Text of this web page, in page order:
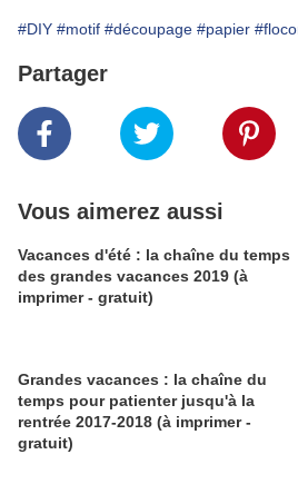
#DIY #motif #découpage #papier
Partager
Vous aimerez aussi
Vacances d'été : la chaîne du temps
des grandes vacances 2019 (à
imprimer - gratuit)
Grandes vacances : la chaîne du
temps pour patienter jusqu'à la
rentrée 2017-2018 (à imprimer -
gratuit)